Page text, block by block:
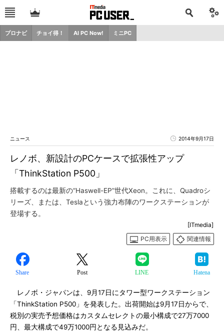
プロナビ チョイ得！ AI PC Now! ミニPC
ニュース 2014年9月17日
レノボ、新設計のPCケースで拡張性アップ
「ThinkStation P500」
搭載するのは最新の“Haswell-EP”世代Xeon。これに、Quadroシ
リーズ、または、Teslaという強力布陣のワークステーションが
登場する。
[ITmedia]
PC用表示
関連情報
Share Post LINE Hatena
レノボ・ジャパンは、9月17日にタワー型ワークステーション
「ThinkStation P500」を発表した。出荷開始は9月17日からで、
税別の実売予想価格はカスタムセレクトの最小構成で27万7000
円、最大構成で49万1000円となる見込みだ。